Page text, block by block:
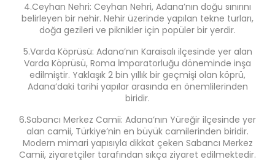
4.Ceyhan Nehri: Ceyhan Nehri, Adana’nın doğu sınırını
belirleyen bir nehir. Nehir üzerinde yapılan tekne turları,
doğa gezileri ve piknikler için popüler bir yerdir.
5.Varda Köprüsü: Adana’nın Karaisalı ilçesinde yer alan
Varda Köprüsü, Roma İmparatorluğu döneminde inşa
edilmiştir. Yaklaşık 2 bin yıllık bir geçmişi olan köprü,
Adana’daki tarihi yapılar arasında en önemlilerinden
biridir.
6.Sabancı Merkez Camii: Adana’nın Yüreğir ilçesinde yer
alan camii, Türkiye’nin en büyük camilerinden biridir.
Modern mimari yapısıyla dikkat çeken Sabancı Merkez
Camii, ziyaretçiler tarafından sıkça ziyaret edilmektedir.